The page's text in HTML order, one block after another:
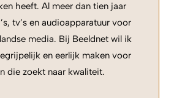
heeft. Al meer dan tien jaar
tv’s en audioapparatuur voor
media. Bij Beeldnet wil ik
en eerlijk maken voor
die zoekt naar kwaliteit.